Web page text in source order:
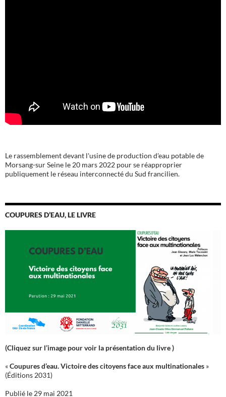
Le rassemblement devant l'usine de production d'eau potable de
Morsang-sur Seine le 20 mars 2022 pour se réapproprier
publiquement le réseau interconnecté du Sud francilien.
COUPURES D’EAU, LE LIVRE
(Cliquez sur l’image pour voir la présentation du livre )
«Coupures d’eau. Victoire des citoyens face aux multinationales »
(Éditions 2031)
Publié le 29 mai 2021